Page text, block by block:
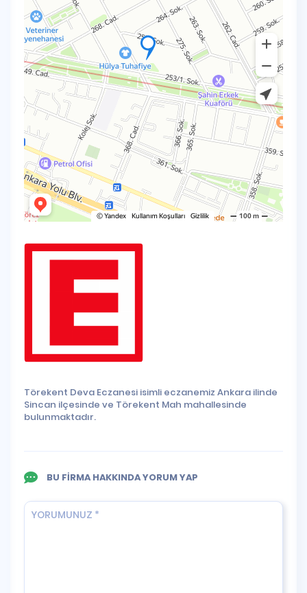
Törekent Deva Eczanesi isimli eczanemiz Ankara ilinde
Sincan ilçesinde ve Törekent Mah mahallesinde
bulunmaktadır.
BU FİRMA HAKKINDA YORUM YAP